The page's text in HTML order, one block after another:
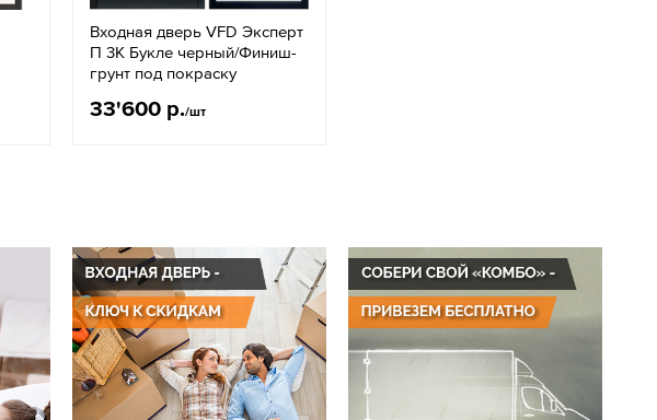
Входная дверь VFD Эксперт
П 3K Букле черный/Финиш-
грунт под покраску
33'600 р./шт